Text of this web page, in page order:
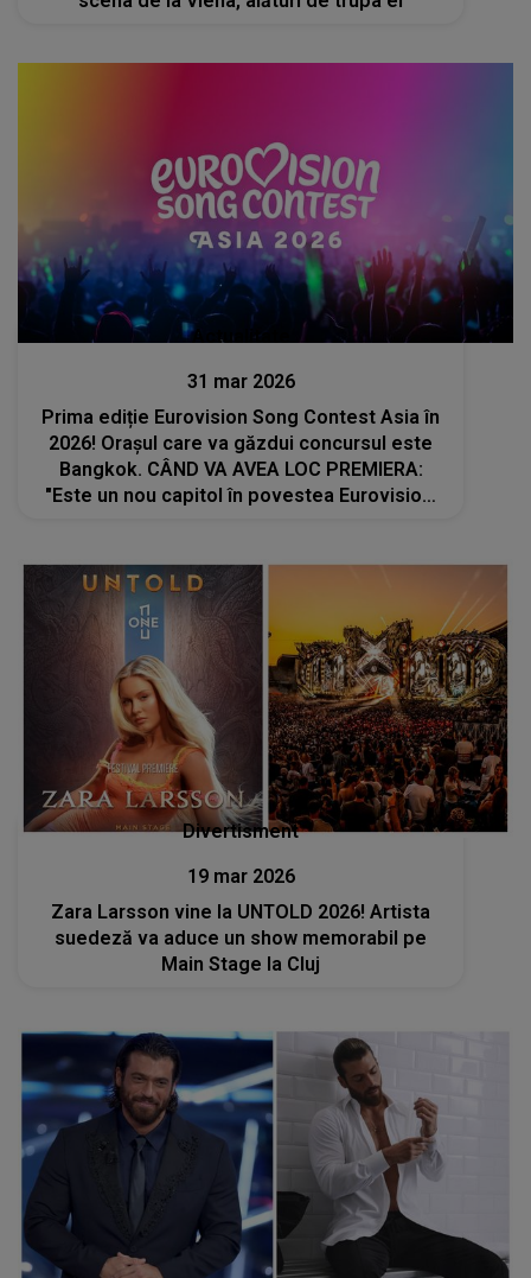
Actualitate
31 mar 2026
Prima ediție Eurovision Song Contest Asia în
2026! Orașul care va găzdui concursul este
Bangkok. CÂND VA AVEA LOC PREMIERA:
"Este un nou capitol în povestea Eurovision.
Divertisment
19 mar 2026
Zara Larsson vine la UNTOLD 2026! Artista
suedeză va aduce un show memorabil pe
Main Stage la Cluj